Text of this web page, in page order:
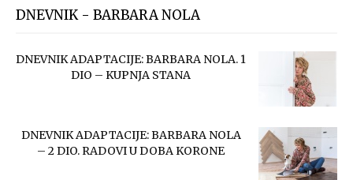
DNEVNIK - BARBARA NOLA
DNEVNIK ADAPTACIJE: BARBARA NOLA. 1
DIO – KUPNJA STANA
DNEVNIK ADAPTACIJE: BARBARA NOLA
– 2 DIO. RADOVI U DOBA KORONE